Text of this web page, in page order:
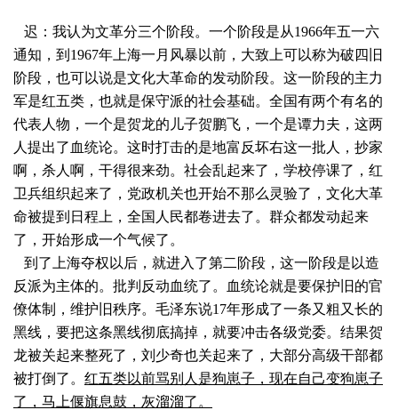
迟：我认为文革分三个阶段。一个阶段是从1966年五一六
通知，到1967年上海一月风暴以前，大致上可以称为破四旧
阶段，也可以说是文化大革命的发动阶段。这一阶段的主力
军是红五类，也就是保守派的社会基础。全国有两个有名的
代表人物，一个是贺龙的儿子贺鹏飞，一个是谭力夫，这两
人提出了血统论。这时打击的是地富反坏右这一批人，抄家
啊，杀人啊，干得很来劲。社会乱起来了，学校停课了，红
卫兵组织起来了，党政机关也开始不那么灵验了，文化大革
命被提到日程上，全国人民都卷进去了。群众都发动起来
了，开始形成一个气候了。
到了上海夺权以后，就进入了第二阶段，这一阶段是以造
反派为主体的。批判反动血统了。血统论就是要保护旧的官
僚体制，维护旧秩序。毛泽东说17年形成了一条又粗又长的
黑线，要把这条黑线彻底搞掉，就要冲击各级党委。结果贺
龙被关起来整死了，刘少奇也关起来了，大部分高级干部都
被打倒了。 红五类以前骂别人是狗崽子，现在自己变狗崽子
了，马上偃旗息鼓，灰溜溜了。